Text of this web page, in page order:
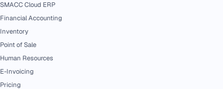
SMACC Cloud ERP
Financial Accounting
Inventory
Point of Sale
Human Resources
E-Invoicing
Pricing